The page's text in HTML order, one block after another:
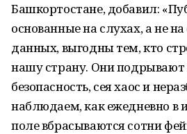
Башкортостане, добавил:
основанные на слухах, а не
данных, выгодны тем, кто
нашу страну. Они
безопасность, сея хаос и
наблюдаем, как ежедневно в
поле вбрасываются сотни